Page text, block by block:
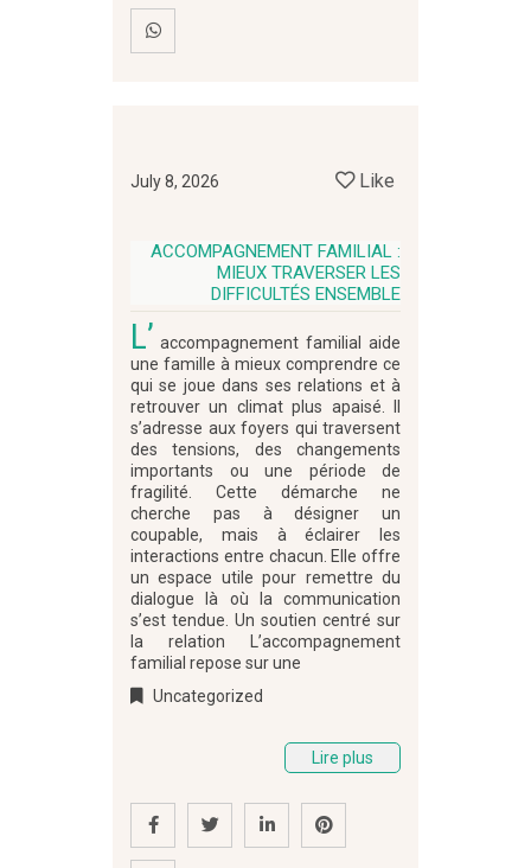
July 8, 2026 Like
ACCOMPAGNEMENT FAMILIAL :
MIEUX TRAVERSER LES
DIFFICULTÉS ENSEMBLE
L’ accompagnement familial aide
une famille à mieux comprendre ce
qui se joue dans ses relations et à
retrouver un climat plus apaisé. Il
s’adresse aux foyers qui traversent
des tensions, des changements
importants ou une période de
fragilité. Cette démarche ne
cherche pas à désigner un
coupable, mais à éclairer les
interactions entre chacun. Elle offre
un espace utile pour remettre du
dialogue là où la communication
s’est tendue. Un soutien centré sur
la relation L’accompagnement
familial repose sur une
Uncategorized
Lire plus